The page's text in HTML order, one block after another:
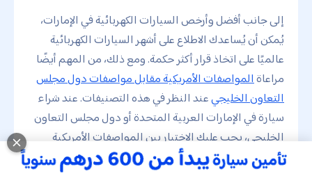
إلى جانب أفضل وأرخص السيارات الكهربائية في الإمارات،
يُمكن أن يُساعدك الاطلاع على أشهر السيارات الكهربائية
عالميًا على اتخاذ قرار أكثر حكمة. ومع ذلك، من المهم أيضًا
مراعاةالمواصفات الأمريكية مقابل مواصفات دول مجلس
التعاون الخليجيعند النظر في هذه التصنيفات. عند شراء
سيارة في الإمارات العربية المتحدة أو دول مجلس التعاون
الخليجي، يجب عليك الاختيار بين المواصفات الأمريكية
والمواصفات الخليجية.